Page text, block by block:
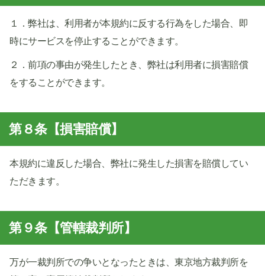
１．弊社は、利用者が本規約に反する行為をした場合、即
時にサービスを停止することができます。
２．前項の事由が発生したとき、弊社は利用者に損害賠償
をすることができます。
第８条【損害賠償】
本規約に違反した場合、弊社に発生した損害を賠償してい
ただきます。
第９条【管轄裁判所】
万が一裁判所での争いとなったときは、東京地方裁判所を